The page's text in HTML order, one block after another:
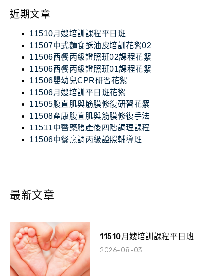
近期文章
11510月嫂培訓課程平日班
11507中式麵食酥油皮培訓花絮02
11506西餐丙級證照班02課程花絮
11506西餐丙級證照班01課程花絮
11506嬰幼兒CPR研習花絮
11506月嫂培訓平日班花絮
11505腹直肌與筋膜修復研習花絮
11508產康腹直肌與筋膜修復手法
11511中醫藥膳產後四階調理課程
11506中餐烹調丙級證照輔導班
最新文章
11510月嫂培訓課程平日班
2026-08-03